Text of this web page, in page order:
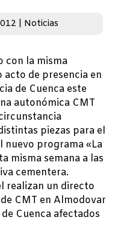
Noticias
con la misma
acto de presencia en
de Cuenca este
autonómica CMT
piezas para el
programa «La
misma semana a las
cementera.
realizan un directo
CMT en Almodovar
Cuenca afectados